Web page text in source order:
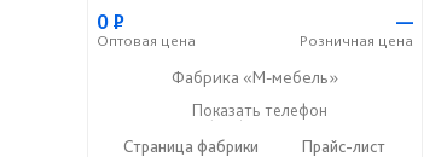
0Р
Оптовая цена
—
Розничная цена
Фабрика «М-мебель»
+7 (902) 349-19-19
Показать телефон
Страница фабрики
Прайс-лист